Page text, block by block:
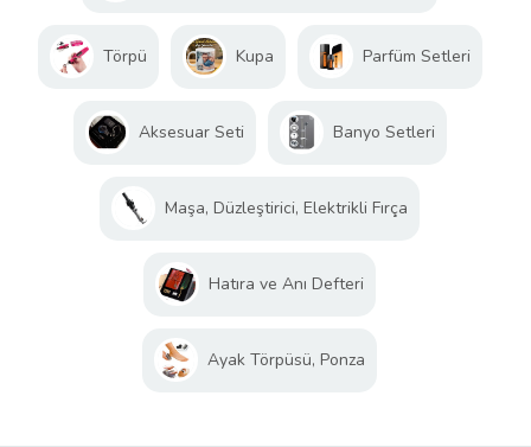
Törpü Kupa Parfüm Setleri
Aksesuar Seti Banyo Setleri
Maşa, Düzleştirici, Elektrikli Fırça
Hatıra ve Anı Defteri
Ayak Törpüsü, Ponza